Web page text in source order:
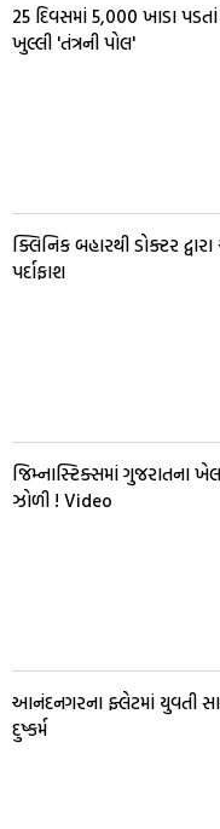
25 દિવસમાં 5,000 ખાડા
ખુલ્લી 'તંત્રની પોલ'
ક્લિનિક બહારથી ડોક્ટર
પર્દાફાશ
જિમ્નાસ્ટિક્સમાં ગુજરાતના
ઝોળી ! Video
આનંદનગરના ફ્લેટમાં યુવતી
દુષ્કર્મ